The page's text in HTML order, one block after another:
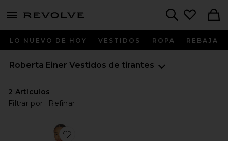
menu - shows more content
LO NUEVO DE HOY VESTIDOS ROPA REBAJA
Roberta Einer Vestidos de tirantes
2 Artículos
Filtrar por
Refinar